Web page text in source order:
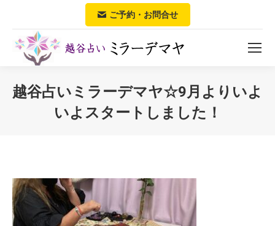
ご予約・お問合せ
越谷占いミラーデマヤ☆9月よりいよ
いよスタートしました！